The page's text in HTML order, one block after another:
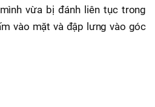
vừa bị đánh liên tục trong
vào mặt và đập lưng vào góc